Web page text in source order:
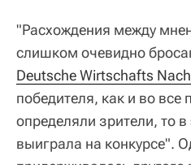
"Расхождения между
слишком очевидно
Deutsche Wirtschafts
победителя, как и во
определяли зрители, то
выиграла на конкурсе".